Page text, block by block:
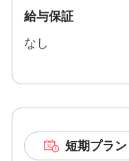
れ以上の年齢の方
い。
で、安心・安全・安
な方もご安心くださ
いたします。
給与保証
なし
短期プラン